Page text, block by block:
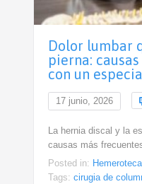
Dolor lumbar
pierna:
con un
17 junio, 2026
La hernia discal y la
causas más
Posted in: Hemeroteca
Tags: cirugia de